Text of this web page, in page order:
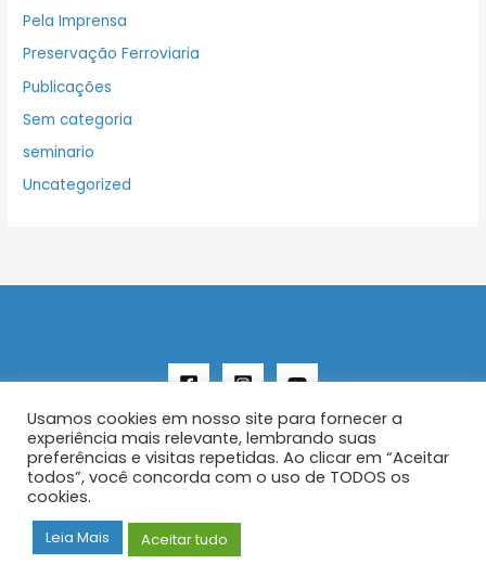
Pela Imprensa
Preservação Ferroviaria
Publicações
Sem categoria
seminario
Uncategorized
Copyright © 2026 AENFER
Construído por IurySan
Usamos cookies em nosso site para fornecer a
experiência mais relevante, lembrando suas
preferências e visitas repetidas. Ao clicar em “Aceitar
todos”, você concorda com o uso de TODOS os
cookies.
Leia Mais Aceitar tudo